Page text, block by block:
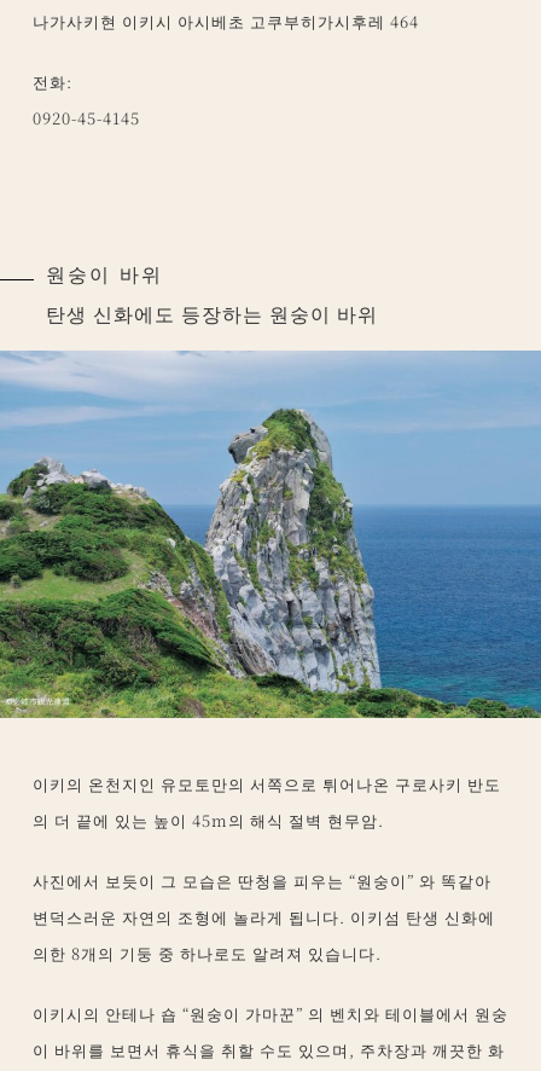
원숭이 바위
탄생 신화에도 등장하는 원숭이 바위
나가사키현 이키시 아시베초 고쿠부히가시후레 464
전화:
0920-45-4145
이키의 온천지인 유모토만의 서쪽으로 튀어나온 구로사키 반도
의 더 끝에 있는 높이 45m의 해식 절벽 현무암.
사진에서 보듯이 그 모습은 딴청을 피우는 “원숭이” 와 똑같아
변덕스러운 자연의 조형에 놀라게 됩니다. 이키섬 탄생 신화에
의한 8개의 기둥 중 하나로도 알려져 있습니다.
이키시의 안테나 숍 “원숭이 가마꾼” 의 벤치와 테이블에서 원숭
이 바위를 보면서 휴식을 취할 수도 있으며, 주차장과 깨끗한 화